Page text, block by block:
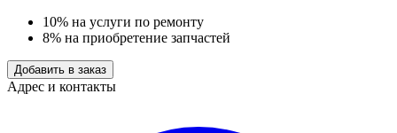
10% на услуги по ремонту
8% на приобретение запчастей
Добавить в заказ
Адрес и контакты